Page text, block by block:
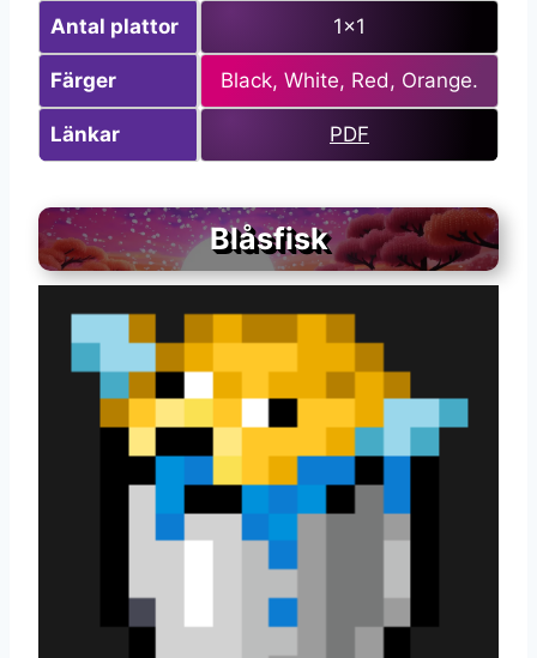
Antal plattor 1×1
Färger Black, White, Red, Orange.
Länkar PDF
Blåsfisk